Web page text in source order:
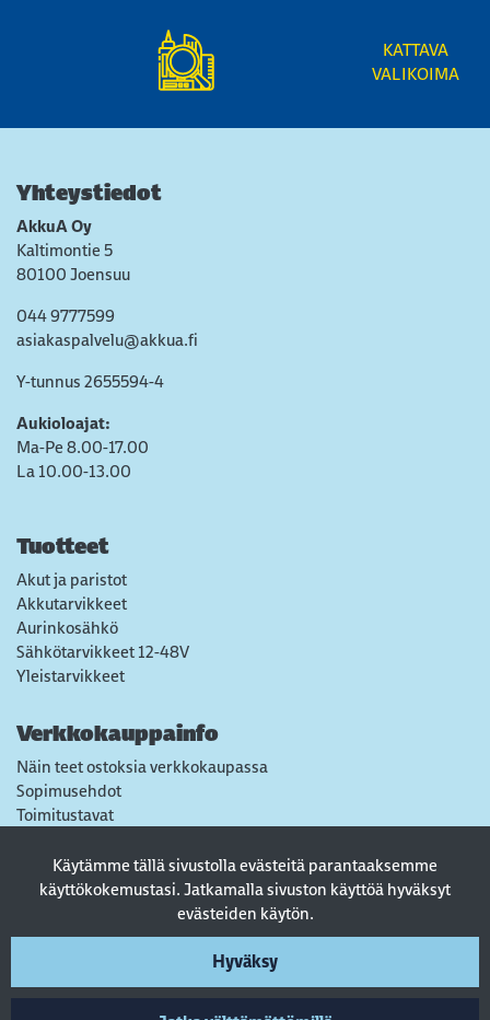
Käytämme tällä sivustolla evästeitä parantaaksemme
käyttökokemustasi. Jatkamalla sivuston käyttöä hyväksyt
evästeiden käytön.
Hyväksy
KATTAVA
VALIKOIMA
Yhteystiedot
AkkuA Oy
Kaltimontie 5
80100 Joensuu
044 9777599
asiakaspalvelu@akkua.fi
Y-tunnus 2655594-4
Aukioloajat:
Ma-Pe 8.00-17.00
La 10.00-13.00
Tuotteet
Akut ja paristot
Akkutarvikkeet
Aurinkosähkö
Sähkötarvikkeet 12-48V
Yleistarvikkeet
Verkkokauppainfo
Näin teet ostoksia verkkokaupassa
Sopimusehdot
Toimitustavat
Tietosuojaseloste
Usein kysytyt kysymykset
Seuraa sosiaalisessa mediassa